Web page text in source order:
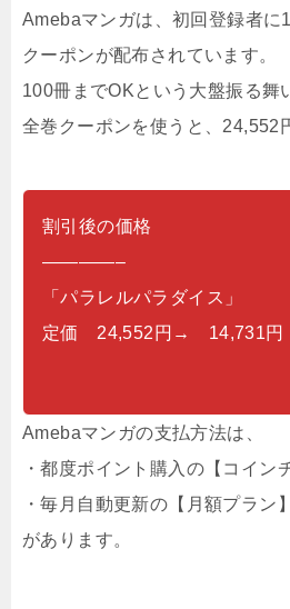
Amebaマンガは、初回登録者に
クーポンが配布されています。
100冊までOKという大盤振る舞
全巻クーポンを使うと、24,552
割引後の価格
————–
「パラレルパラダイス」
定価 24,552円→ 14,731円
Amebaマンガの支払方法は、
・都度ポイント購入の【コイン
・毎月自動更新の【月額プラン】
があります。